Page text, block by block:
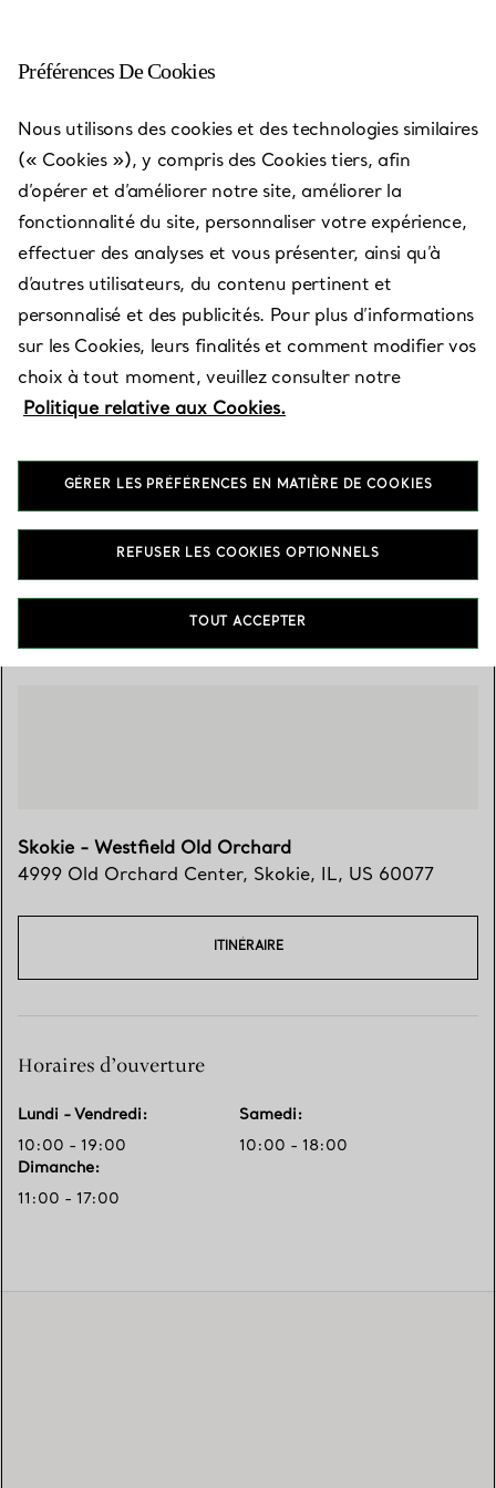
Skokie - Westfield Old
Orchard
Ouvert aujourd’hui jusqu’à 19:00
Services disponibles
4999 Old Orchard Center,Skokie IL, US 60077
(847) 763-8775
Trouver votre boutique
Skokie - Westfield Old Orchard
4999 Old Orchard Center, Skokie, IL, US 60077
ITINÉRAIRE
Horaires d’ouverture
Lundi - Vendredi:
10:00 - 19:00
Samedi:
10:00 - 18:00
Dimanche:
11:00 - 17:00
Préférences De Cookies
Nous utilisons des cookies et des technologies similaires
(« Cookies »), y compris des Cookies tiers, afin
d’opérer et d’améliorer notre site, améliorer la
fonctionnalité du site, personnaliser votre expérience,
effectuer des analyses et vous présenter, ainsi qu’à
d’autres utilisateurs, du contenu pertinent et
personnalisé et des publicités. Pour plus d’informations
sur les Cookies, leurs finalités et comment modifier vos
choix à tout moment, veuillez consulter notre
Politique relative aux Cookies.
GÉRER LES PRÉFÉRENCES EN MATIÈRE DE COOKIES
REFUSER LES COOKIES OPTIONNELS
TOUT ACCEPTER